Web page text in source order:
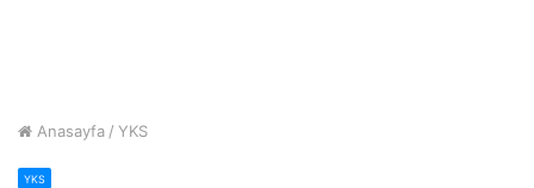
Anasayfa / YKS
YKS